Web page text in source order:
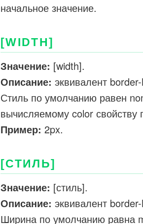
начальное значение.
[WIDTH]
Значение: [width].
Описание: эквивалент
Стиль по умолчанию равен
вычисляемому color свойству
Пример: 2px.
[СТИЛЬ]
Значение: [стиль].
Описание: эквивалент
Ширина по умолчанию равна